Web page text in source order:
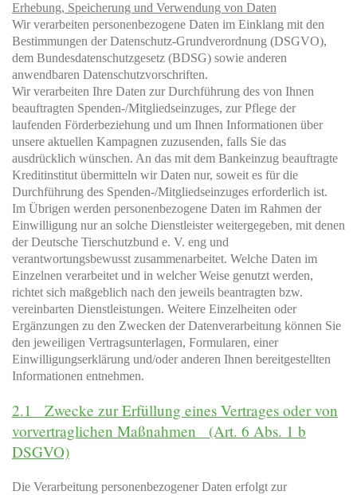
Erhebung, Speicherung und Verwendung von Daten
Wir verarbeiten personenbezogene Daten im Einklang mit den
Bestimmungen der Datenschutz-Grundverordnung (DSGVO),
dem Bundesdatenschutzgesetz (BDSG) sowie anderen
anwendbaren Datenschutzvorschriften.
Wir verarbeiten Ihre Daten zur Durchführung des von Ihnen
beauftragten Spenden-/Mitgliedseinzuges, zur Pflege der
laufenden Förderbeziehung und um Ihnen Informationen über
unsere aktuellen Kampagnen zuzusenden, falls Sie das
ausdrücklich wünschen. An das mit dem Bankeinzug beauftragte
Kreditinstitut übermitteln wir Daten nur, soweit es für die
Durchführung des Spenden-/Mitgliedseinzuges erforderlich ist.
Im Übrigen werden personenbezogene Daten im Rahmen der
Einwilligung nur an solche Dienstleister weitergegeben, mit denen
der Deutsche Tierschutzbund e. V. eng und
verantwortungsbewusst zusammenarbeitet. Welche Daten im
Einzelnen verarbeitet und in welcher Weise genutzt werden,
richtet sich maßgeblich nach den jeweils beantragten bzw.
vereinbarten Dienstleistungen. Weitere Einzelheiten oder
Ergänzungen zu den Zwecken der Datenverarbeitung können Sie
den jeweiligen Vertragsunterlagen, Formularen, einer
Einwilligungserklärung und/oder anderen Ihnen bereitgestellten
Informationen entnehmen.
2.1 Zwecke zur Erfüllung eines Vertrages oder von
vorvertraglichen Maßnahmen (Art. 6 Abs. 1 b
DSGVO)
Die Verarbeitung personenbezogener Daten erfolgt zur